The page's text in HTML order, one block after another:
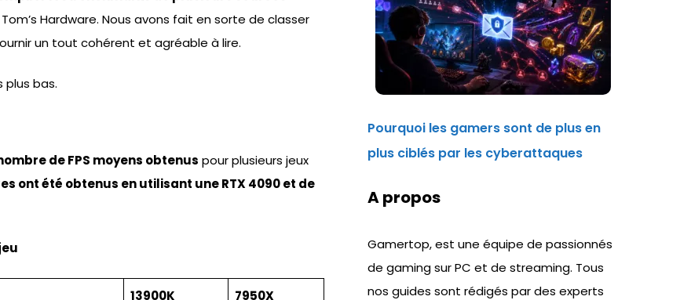
Hardware. Nous avons fait en sorte de classer
un tout cohérent et agréable à lire.
plus bas.
de FPS moyens obtenus pour plusieurs jeux
ont été obtenus en utilisant une RTX 4090 et de
13900K 7950X
Pourquoi les gamers sont de plus en
plus ciblés par les cyberattaques
A propos
Gamertop, est une équipe de passionnés
de gaming sur PC et de streaming. Tous
nos guides sont rédigés par des experts